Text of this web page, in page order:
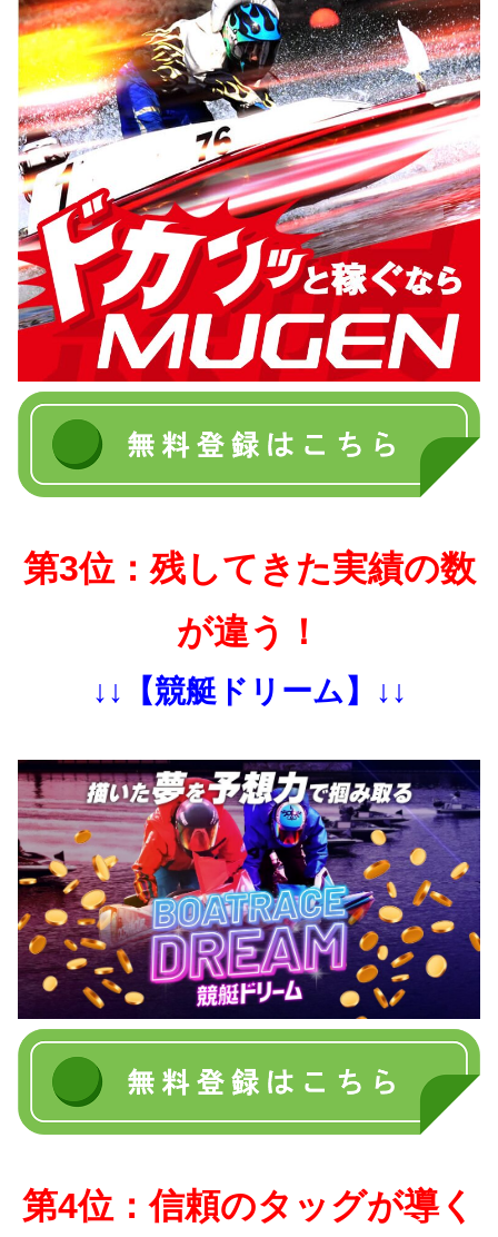
第3位：残してきた実績の数
が違う！
↓↓【競艇ドリーム】↓↓
第4位：信頼のタッグが導く